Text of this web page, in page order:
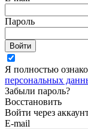
Пароль
Войти
Я полностью
персональных
Забыли пароль?
Восстановить
Войти через
E-mail